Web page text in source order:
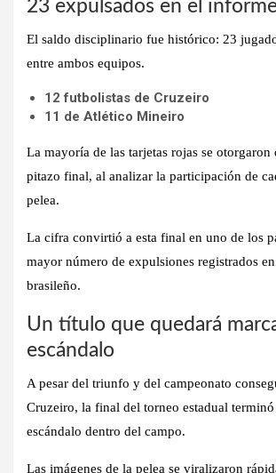
23 expulsados en el
El saldo disciplinario fue histórico: 23
entre ambos equipos.
12 futbolistas de Cruzeiro
11 de Atlético Mineiro
La mayoría de las tarjetas rojas se otorgaron
pitazo final, al analizar la participación de
pelea.
La cifra convirtió a esta final en uno de los
mayor número de expulsiones registrados
brasileño.
Un título que quedará
escándalo
A pesar del triunfo y del campeonato
Cruzeiro, la final del torneo estadual
escándalo dentro del campo.
Las imágenes de la pelea se viralizaron